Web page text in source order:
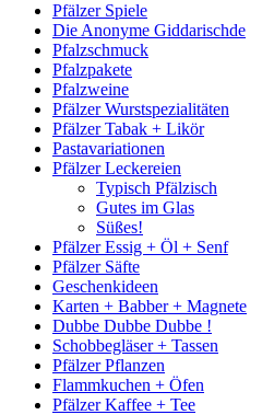
Pfälzer Spiele
Die Anonyme Giddarischde
Pfalzschmuck
Pfalzpakete
Pfalzweine
Pfälzer Wurstspezialitäten
Pfälzer Tabak + Likör
Pastavariationen
Pfälzer Leckereien
Typisch Pfälzisch
Gutes im Glas
Süßes!
Pfälzer Essig + Öl + Senf
Pfälzer Säfte
Geschenkideen
Karten + Babber + Magnete
Dubbe Dubbe Dubbe !
Schobbegläser + Tassen
Pfälzer Pflanzen
Flammkuchen + Öfen
Pfälzer Kaffee + Tee